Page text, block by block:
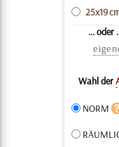
25x19
... oder
Wahl der
NORM